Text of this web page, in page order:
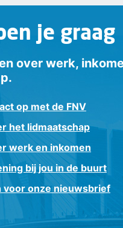
je graag
over werk,
op met de FNV
het lidmaatschap
werk en inkomen
bij jou in de buurt
voor onze nieuwsbrief